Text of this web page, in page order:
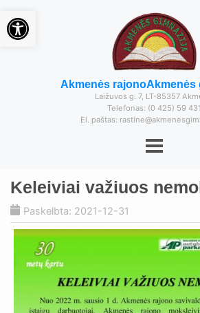
Akmenės rajonoAkmenės
Laižuvos g. 7, LT-85357
Telefonas: (0 425) 59 431
El. paštas:
Keleiviai važiuos
Paskelbta: 2021-12-31
Open toolbar